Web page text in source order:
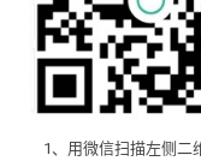
1、用微信扫描左侧二